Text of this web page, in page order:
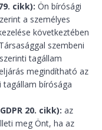
cikk): Ön bírósági
a személyes
következtében
szembeni
tagállam
megindítható az
bírósága
20. cikk): az
meg Önt, ha az